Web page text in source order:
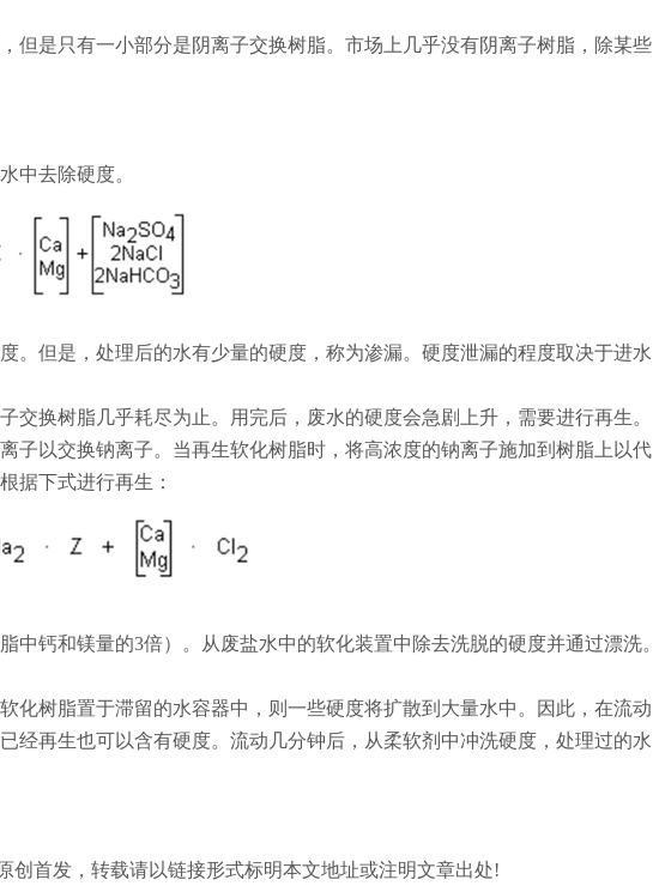
但是只有一小部分是阴离子交换树脂。市场上几乎没有阴离子树脂，除某些
中去除硬度。
。但是，处理后的水有少量的硬度，称为渗漏。硬度泄漏的程度取决于进水
交换树脂几乎耗尽为止。用完后，废水的硬度会急剧上升，需要进行再生。
子以交换钠离子。当再生软化树脂时，将高浓度的钠离子施加到树脂上以代
据下式进行再生：
中钙和镁量的3倍）。从废盐水中的软化装置中除去洗脱的硬度并通过漂洗。
化树脂置于滞留的水容器中，则一些硬度将扩散到大量水中。因此，在流动
经再生也可以含有硬度。流动几分钟后，从柔软剂中冲洗硬度，处理过的水
创首发，转载请以链接形式标明本文地址或注明文章出处!